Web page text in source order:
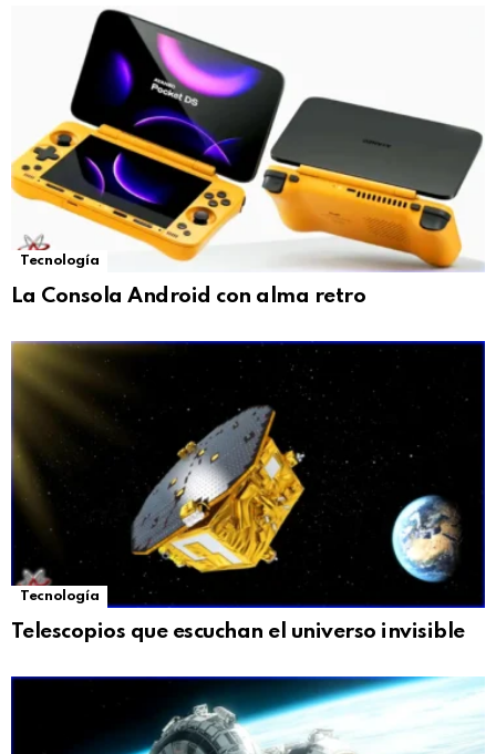
Tecnología
La Consola Android con alma retro
Tecnología
Telescopios que escuchan el universo invisible